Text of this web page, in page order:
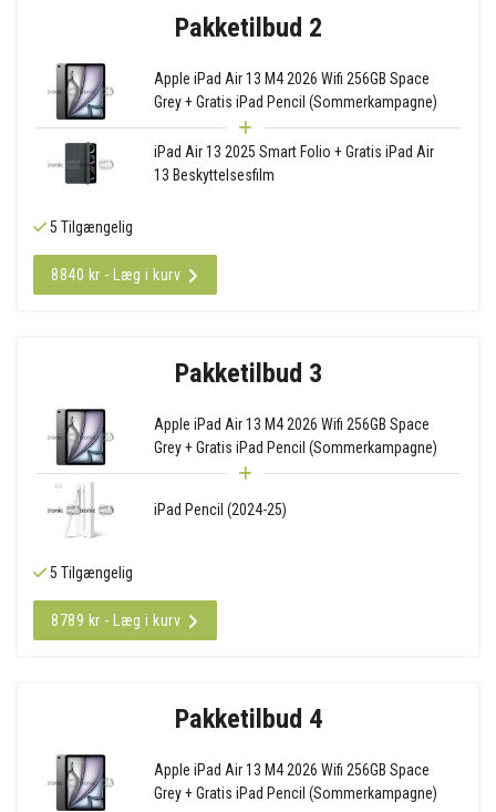
Pakketilbud 2
Apple iPad Air 13 M4 2026 Wifi 256GB Space
Grey + Gratis iPad Pencil (Sommerkampagne)
iPad Air 13 2025 Smart Folio + Gratis iPad Air
13 Beskyttelsesfilm
5 Tilgængelig
8840 kr - Læg i kurv
Pakketilbud 3
Apple iPad Air 13 M4 2026 Wifi 256GB Space
Grey + Gratis iPad Pencil (Sommerkampagne)
iPad Pencil (2024-25)
5 Tilgængelig
8789 kr - Læg i kurv
Pakketilbud 4
Apple iPad Air 13 M4 2026 Wifi 256GB Space
Grey + Gratis iPad Pencil (Sommerkampagne)